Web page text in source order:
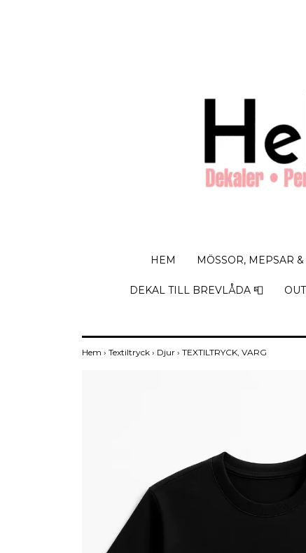
HEM MÖSSOR, MEPSAR
DEKAL TILL BREVLÅDA 📮
Hem › Textiltryck › Djur › TEXTILTRYCK, VARG